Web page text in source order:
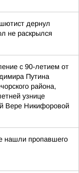
дернул
не раскрылся
с 90-летием от
Путина
района,
узнице
Вере Никифоровой
нашли пропавшего